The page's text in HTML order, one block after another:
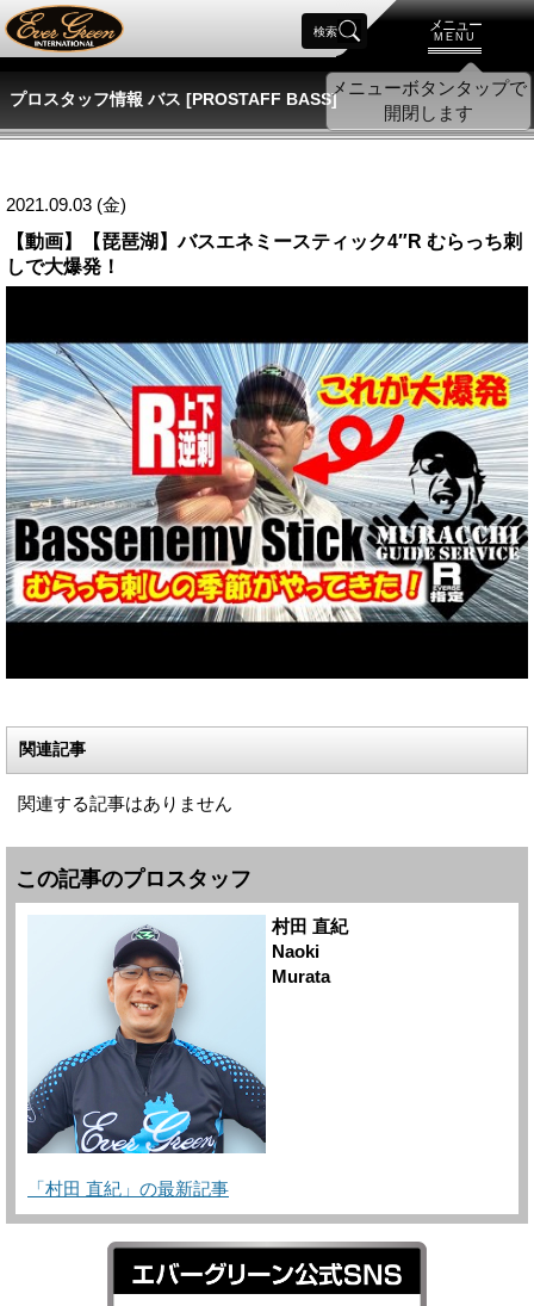
メニュー
MENU
検索
プロスタッフ情報 バス [PROSTAFF BASS]
2021.09.03 (金)
【動画】【琵琶湖】バスエネミースティック4″R むらっち刺
しで大爆発！
関連記事
関連する記事はありません
この記事のプロスタッフ
村田 直紀
Naoki
Murata
「村田 直紀」の最新記事